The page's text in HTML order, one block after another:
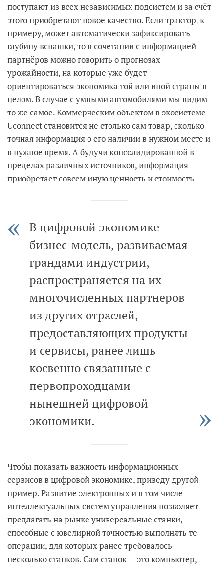
поступают из всех независимых подсистем и за счёт
этого приобретают новое качество. Если трактор, к
примеру, может автоматически зафиксировать
глубину вспашки, то в сочетании с информацией
партнёров можно говорить о прогнозах
урожайности, на которые уже будет
ориентироваться экономика той или иной страны в
целом. В случае с умными автомобилями мы видим
то же самое. Коммерческим объектом в экосистеме
Uconnect становится не столько сам товар, сколько
точная информация о его наличии в нужном месте и
в нужное время. А будучи консолидированной в
пределах различных источников, информация
приобретает совсем иную ценность и стоимость.
В цифровой экономике
бизнес-модель, развиваемая
грандами индустрии,
распространяется на их
многочисленных партнёров
из других отраслей,
предоставляющих продукты
и сервисы, ранее лишь
косвенно связанные с
первопроходцами
нынешней цифровой
экономики.
Чтобы показать важность информационных
сервисов в цифровой экономике, приведу другой
пример. Развитие электронных и в том числе
интеллектуальных систем управления позволяет
предлагать на рынке универсальные станки,
способные с ювелирной точностью выполнять те
операции, для которых ранее требовалось
несколько станков. Сам станок — это компьютер,